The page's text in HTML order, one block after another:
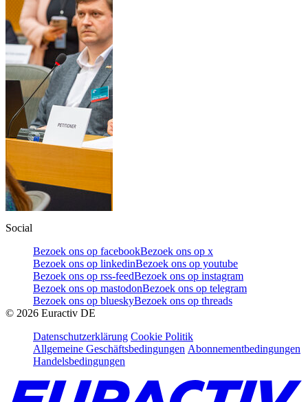
Social
Bezoek ons op facebookBezoek ons op x
Bezoek ons op linkedinBezoek ons op youtube
Bezoek ons op rss-feedBezoek ons op instagram
Bezoek ons op mastodonBezoek ons op telegram
Bezoek ons op blueskyBezoek ons op threads
© 2026 Euractiv DE
Datenschutzerklärung Cookie Politik
Allgemeine Geschäftsbedingungen Abonnementbedingungen
Handelsbedingungen